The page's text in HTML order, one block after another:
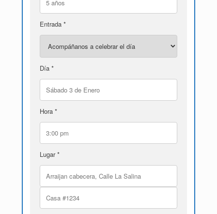
Entrada *
Día *
Hora *
Lugar *